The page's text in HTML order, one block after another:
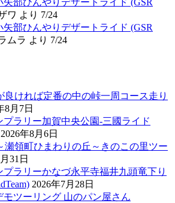
ワ より 7/24
矢部ひんやりデザートライド (GSR
ムラ より 7/24
良ければ定番の中の峠一周コース走り
8月7日
プラリー加賀中央公園-三國ライド
2026年8月6日
瀬領町ひまわりの丘～きのこの里ツー
31日
プラリーかなづ永平寺福井九頭竜下り
2026年7月28日
モツーリング 山のパン屋さん